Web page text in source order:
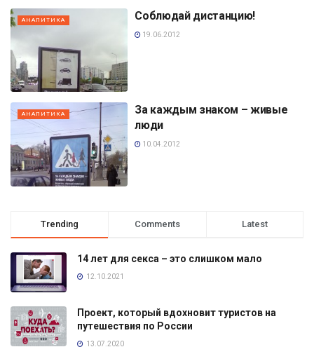
АНАЛИТИКА Соблюдай дистанцию!
19.06.2012
АНАЛИТИКА
За каждым знаком – живые
люди
10.04.2012
Trending Comments Latest
14 лет для секса – это слишком мало
12.10.2021
Проект, который вдохновит туристов на
путешествия по России
13.07.2020